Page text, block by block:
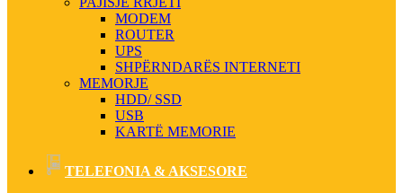
MODEM
ROUTER
UPS
SHPËRNDARËS INTERNETI
MEMORJE
HDD/ SSD
USB
KARTË MEMORIE
TELEFONIA & AKSESORE